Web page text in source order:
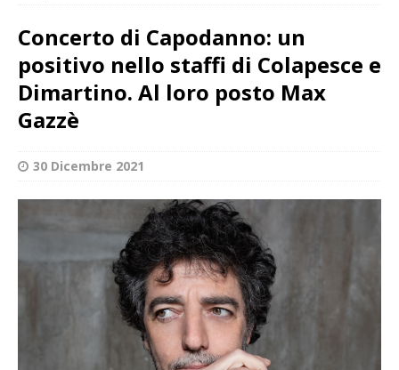
Concerto di Capodanno: un
positivo nello staffi di Colapesce e
Dimartino. Al loro posto Max
Gazzè
30 Dicembre 2021